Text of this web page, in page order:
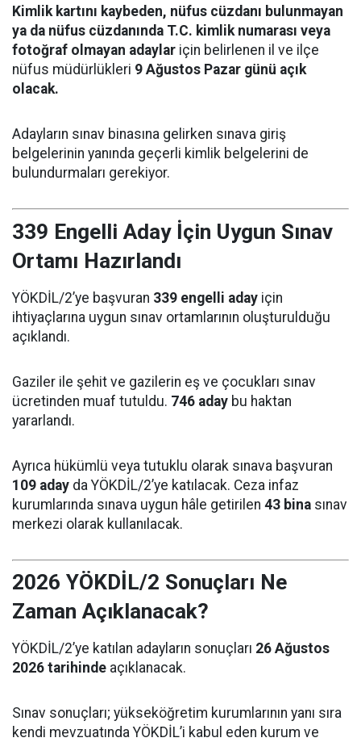
Kimlik kartını kaybeden, nüfus cüzdanı bulunmayan
ya da nüfus cüzdanında T.C. kimlik numarası veya
fotoğraf olmayan adaylar için belirlenen il ve ilçe
nüfus müdürlükleri 9 Ağustos Pazar günü açık
olacak.
Adayların sınav binasına gelirken sınava giriş
belgelerinin yanında geçerli kimlik belgelerini de
bulundurmaları gerekiyor.
339 Engelli Aday İçin Uygun Sınav
Ortamı Hazırlandı
YÖKDİL/2’ye başvuran 339 engelli aday için
ihtiyaçlarına uygun sınav ortamlarının oluşturulduğu
açıklandı.
Gaziler ile şehit ve gazilerin eş ve çocukları sınav
ücretinden muaf tutuldu. 746 aday bu haktan
yararlandı.
Ayrıca hükümlü veya tutuklu olarak sınava başvuran
109 aday da YÖKDİL/2’ye katılacak. Ceza infaz
kurumlarında sınava uygun hâle getirilen 43 bina sınav
merkezi olarak kullanılacak.
2026 YÖKDİL/2 Sonuçları Ne
Zaman Açıklanacak?
YÖKDİL/2’ye katılan adayların sonuçları 26 Ağustos
2026 tarihinde açıklanacak.
Sınav sonuçları; yükseköğretim kurumlarının yanı sıra
kendi mevzuatında YÖKDİL’i kabul eden kurum ve